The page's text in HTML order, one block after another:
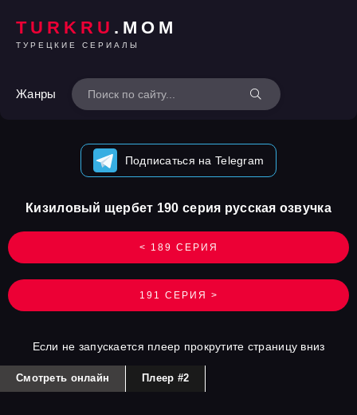
TURKRU .MOM
ТУРЕЦКИЕ СЕРИАЛЫ
Жанры
Подписаться на Telegram
< 189 СЕРИЯ
Кизиловый щербет 190 серия русская озвучка
191 СЕРИЯ >
Если не запускается плеер прокрутите страницу вниз
Смотреть онлайн Плеер #2